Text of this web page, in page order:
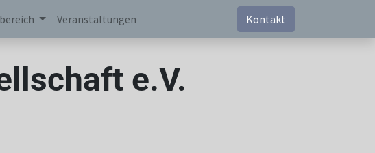
Veranstaltungen Kontakt
e.V.